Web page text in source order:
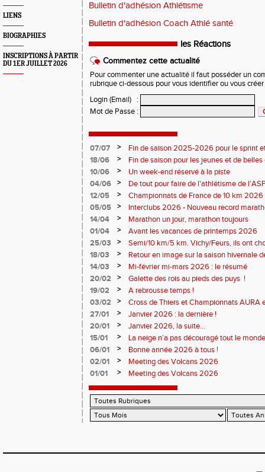
LIENS
BIOGRAPHIES
INSCRIPTIONS À PARTIR
DU 1ER JUILLET 2026
Bulletin d'adhésion Athlétisme
Bulletin d'adhésion Coach Athlé santé
les Réactions
Commentez cette actualité
Pour commenter une actualité il faut posséder un
rubrique ci-dessous pour vous identifier ou vous
Login (Email)
:
Mot de Passe :
07/07 >
Fin de saison 2025-2026 pour le sprint
18/06
>
Fin de saison pour les jeunes et de
10/06
>
Un week-end réservé à la piste
04/06
>
De tout pour faire de l'athlétisme de
monde souriant
12/05 >
Championnats de France de 10 km
Soirées piste
05/05 >
Interclubs 2026 - Nouveau record
résultats
14/04 >
Marathon un jour, marathon toujours
01/04
>
Avant les vacances de printemps 2026
25/03
>
Semi/10 km/5 km. Vichy/Feurs, ils ont
18/03
>
Retour en image sur la saison hivernale
14/03
>
Mi-février mi-mars 2026 : le résumé
20/02
>
Galette des rois au pieds des puys !
19/02
>
A rebrousse temps !
03/02
>
Cross de Thiers et Championnats AURA
27/01
>
Janvier 2026 : la dernière !
20/01
>
Janvier 2026, la suite...
15/01
>
La neige n’a pas découragé tout le
06/01
>
Bonne année 2026 à tous !
02/01
>
Meeting des Volcans 2026
01/01
> Meeting des Volcans 2026